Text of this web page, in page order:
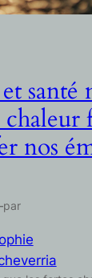
santé
nos
par